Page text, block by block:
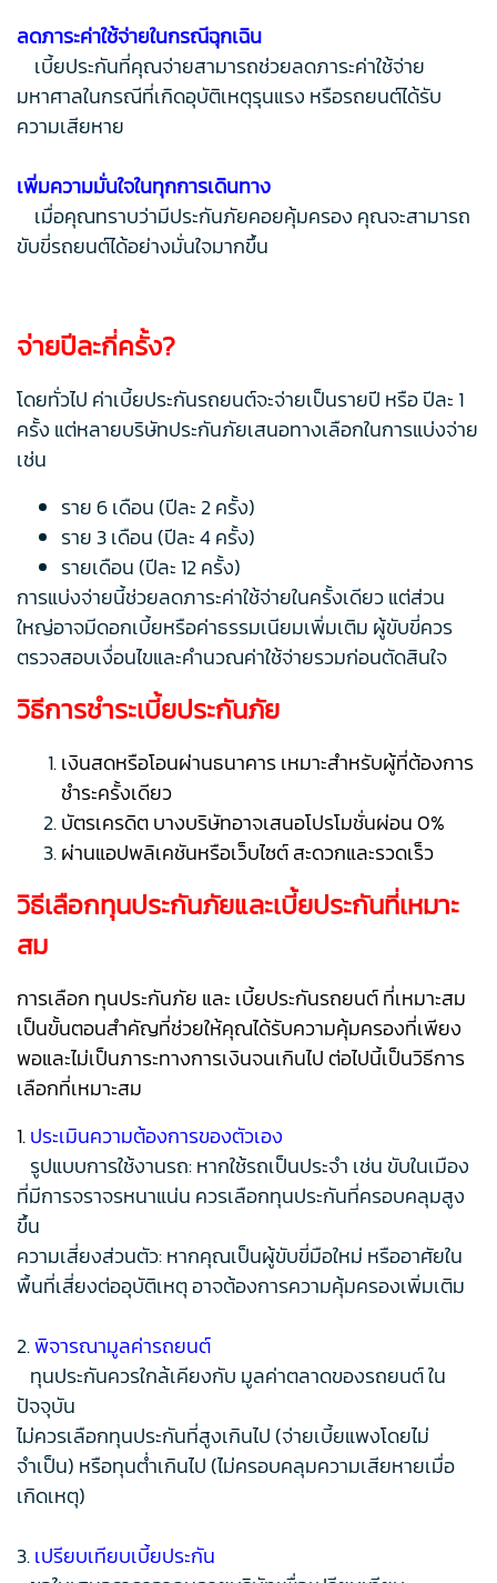
ลดภาระค่าใช้จ่ายในกรณีฉุกเฉิน
เบี้ยประกันที่คุณจ่ายสามารถช่วยลดภาระค่าใช้จ่าย
มหาศาลในกรณีที่เกิดอุบัติเหตุรุนแรง หรือรถยนต์ได้รับ
ความเสียหาย
เพิ่มความมั่นใจในทุกการเดินทาง
เมื่อคุณทราบว่ามีประกันภัยคอยคุ้มครอง คุณจะสามารถ
ขับขี่รถยนต์ได้อย่างมั่นใจมากขึ้น
จ่ายปีละกี่ครั้ง?
โดยทั่วไป ค่าเบี้ยประกันรถยนต์จะจ่ายเป็นรายปี หรือ ปีละ 1
ครั้ง แต่หลายบริษัทประกันภัยเสนอทางเลือกในการแบ่งจ่าย
เช่น
ราย 6 เดือน (ปีละ 2 ครั้ง)
ราย 3 เดือน (ปีละ 4 ครั้ง)
รายเดือน (ปีละ 12 ครั้ง)
การแบ่งจ่ายนี้ช่วยลดภาระค่าใช้จ่ายในครั้งเดียว แต่ส่วน
ใหญ่อาจมีดอกเบี้ยหรือค่าธรรมเนียมเพิ่มเติม ผู้ขับขี่ควร
ตรวจสอบเงื่อนไขและคำนวณค่าใช้จ่ายรวมก่อนตัดสินใจ
วิธีการชำระเบี้ยประกันภัย
เงินสดหรือโอนผ่านธนาคาร เหมาะสำหรับผู้ที่ต้องการ
ชำระครั้งเดียว
บัตรเครดิต บางบริษัทอาจเสนอโปรโมชั่นผ่อน 0%
ผ่านแอปพลิเคชันหรือเว็บไซต์ สะดวกและรวดเร็ว
วิธีเลือกทุนประกันภัยและเบี้ยประกันที่เหมาะ
สม
การเลือก ทุนประกันภัย และ เบี้ยประกันรถยนต์ ที่เหมาะสม
เป็นขั้นตอนสำคัญที่ช่วยให้คุณได้รับความคุ้มครองที่เพียง
พอและไม่เป็นภาระทางการเงินจนเกินไป ต่อไปนี้เป็นวิธีการ
เลือกที่เหมาะสม
1.ประเมินความต้องการของตัวเอง
รูปแบบการใช้งานรถ: หากใช้รถเป็นประจำ เช่น ขับในเมือง
ที่มีการจราจรหนาแน่น ควรเลือกทุนประกันที่ครอบคลุมสูง
ขึ้น
ความเสี่ยงส่วนตัว: หากคุณเป็นผู้ขับขี่มือใหม่ หรืออาศัยใน
พื้นที่เสี่ยงต่ออุบัติเหตุ อาจต้องการความคุ้มครองเพิ่มเติม
2.พิจารณามูลค่ารถยนต์
ทุนประกันควรใกล้เคียงกับ มูลค่าตลาดของรถยนต์ ใน
ปัจจุบัน
ไม่ควรเลือกทุนประกันที่สูงเกินไป (จ่ายเบี้ยแพงโดยไม่
จำเป็น) หรือทุนต่ำเกินไป (ไม่ครอบคลุมความเสียหายเมื่อ
เกิดเหตุ)
3.เปรียบเทียบเบี้ยประกัน